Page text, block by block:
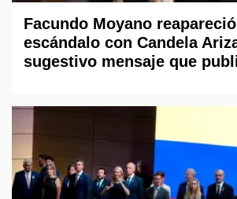
Facundo Moyano
escándalo con Candela
sugestivo mensaje que